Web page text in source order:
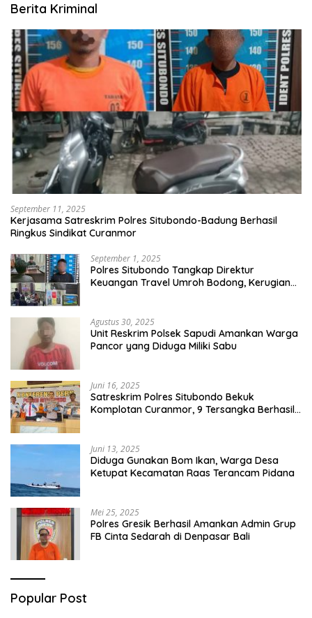
Berita Kriminal
September 11, 2025
Kerjasama Satreskrim Polres Situbondo-Badung Berhasil
Ringkus Sindikat Curanmor
September 1, 2025
Polres Situbondo Tangkap Direktur
Keuangan Travel Umroh Bodong, Kerugian
Agustus 30, 2025
Unit Reskrim Polsek Sapudi Amankan Warga
Pancor yang Diduga Miliki Sabu
Juni 16, 2025
Satreskrim Polres Situbondo Bekuk
Komplotan Curanmor, 9 Tersangka Berhasil
Juni 13, 2025
Diduga Gunakan Bom Ikan, Warga Desa
Ketupat Kecamatan Raas Terancam Pidana
Mei 25, 2025
Polres Gresik Berhasil Amankan Admin Grup
FB Cinta Sedarah di Denpasar Bali
Popular Post